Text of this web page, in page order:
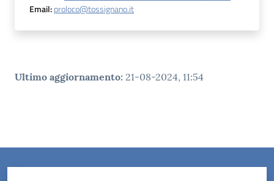
Email:proloco@tossignano.it
Ultimo aggiornamento: 21-08-2024, 11:54